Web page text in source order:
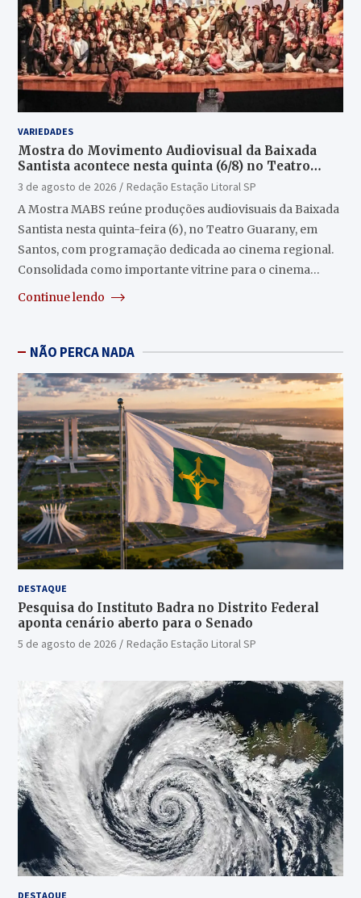
VARIEDADES
Mostra do Movimento Audiovisual da Baixada
Santista acontece nesta quinta (6/8) no Teatro
Guarany
3 de agosto de 2026
Redação Estação Litoral SP
A Mostra MABS reúne produções audiovisuais da Baixada
Santista nesta quinta-feira (6), no Teatro Guarany, em
Santos, com programação dedicada ao cinema regional.
Consolidada como importante vitrine para o cinema…
Continue lendo
NÃO PERCA NADA
DESTAQUE
Pesquisa do Instituto Badra no Distrito Federal
aponta cenário aberto para o Senado
5 de agosto de 2026 Redação Estação Litoral SP
DESTAQUE